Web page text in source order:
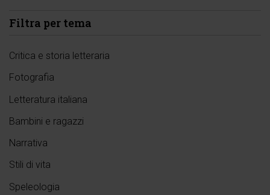
Filtra per tema
Critica e storia letteraria
Fotografia
Letteratura italiana
Bambini e ragazzi
Narrativa
Stili di vita
Speleologia